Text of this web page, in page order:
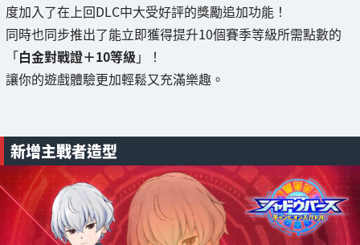
度加入了在上回DLC中大受好評的獎勵追加功能！
同時也同步推出了能立即獲得提升10個賽季等級所需點數的
「白金對戰證＋10等級 」！
讓你的遊戲體驗更加輕鬆又充滿樂趣。
新增主戰者造型